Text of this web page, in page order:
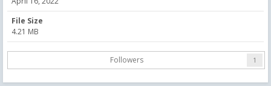
File Size
4.21 MB
Followers 1